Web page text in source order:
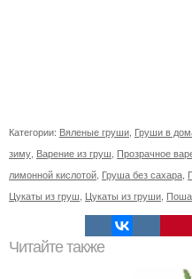
Категории: Вяленые груши Груши в
зиму Варение из груш Прозрачное
лимонной кислотой Груша без сахара
Цукаты из груш Цукаты из груши
Читайте также